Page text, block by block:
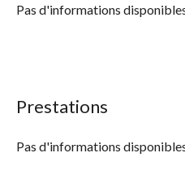
Pas d'informations
Prestations
Pas d'informations